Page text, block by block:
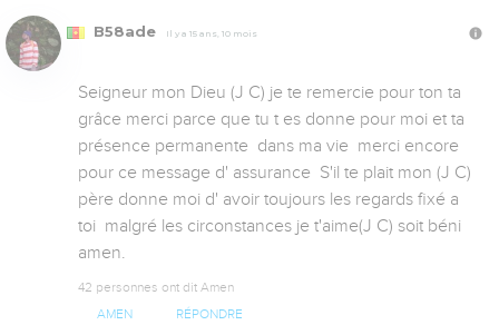
B58ade Il y a 15 ans, 10 mois
Seigneur mon Dieu (J C) je te remercie pour ton ta
grâce merci parce que tu t es donne pour moi et ta
présence permanente  dans ma vie  merci encore
pour ce message d' assurance  S'il te plait mon (J C)
père donne moi d' avoir toujours les regards fixé a
toi  malgré les circonstances je t'aime(J C) soit béni
amen.
42 personnes ont dit Amen
AMEN RÉPONDRE